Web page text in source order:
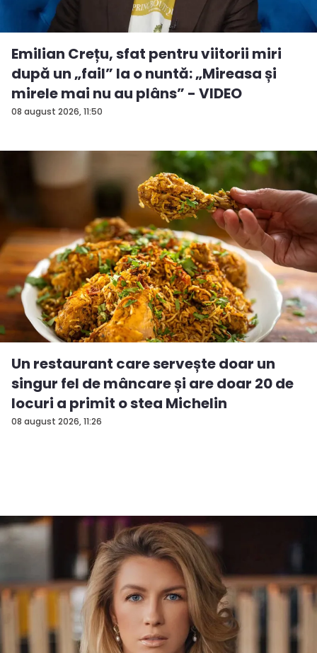
08 august 2026, 11:50
Emilian Crețu, sfat pentru viitorii miri
după un „fail” la o nuntă: „Mireasa și
mirele mai nu au plâns” - VIDEO
08 august 2026, 11:26
Un restaurant care servește doar un
singur fel de mâncare și are doar 20 de
locuri a primit o stea Michelin